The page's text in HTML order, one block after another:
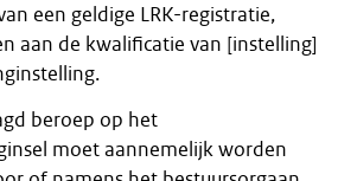
een geldige LRK-registratie,
aan de kwalificatie van [instelling]
beroep op het
moet aannemelijk worden